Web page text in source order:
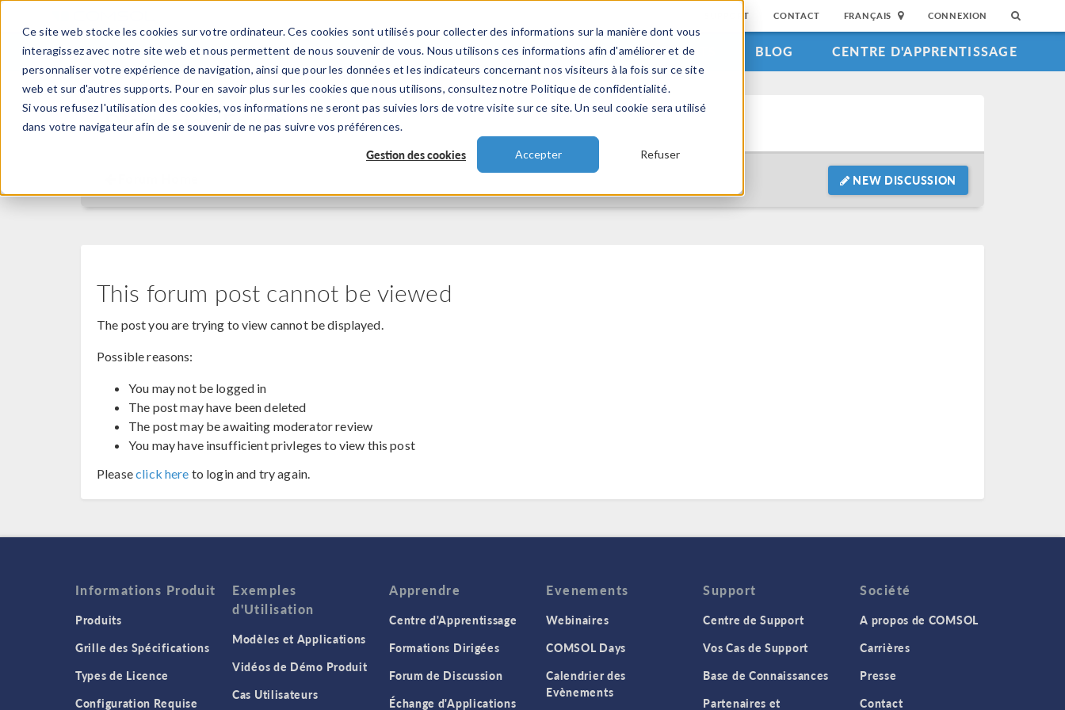
Ce site web stocke les cookies sur votre ordinateur. Ces cookies sont utilisés pour collecter des informations sur la manière dont vous
interagissez avec notre site web et nous permettent de nous souvenir de vous. Nous utilisons ces informations afin d'améliorer et de
personnaliser votre expérience de navigation, ainsi que pour les données et les indicateurs concernant nos visiteurs à la fois sur ce site
web et sur d'autres supports. Pour en savoir plus sur les cookies que nous utilisons, consultez notre Politique de confidentialité.
Si vous refusez l'utilisation des cookies, vos informations ne seront pas suivies lors de votre visite sur ce site. Un seul cookie sera utilisé
dans votre navigateur afin de se souvenir de ne pas suivre vos préférences.
Gestion des cookies Accepter Refuser
SUPPORT CONTACT FRANÇAIS CONNEXION
PRODUITS INDUSTRIES VIDEOS EVENEMENTS BLOG CENTRE D'APPRENTISSAGE
Discussion Forum
NEW DISCUSSION
This forum post cannot be viewed
The post you are trying to view cannot be displayed.
Possible reasons:
You may not be logged in
The post may have been deleted
The post may be awaiting moderator review
You may have insufficient privleges to view this post
Pleaseclick here to login and try again.
Informations Produit
Produits
Grille des Spécifications
Types de Licence
Configuration Requise
Exemples
d'Utilisation
Modèles et Applications
Vidéos de Démo Produit
Cas Utilisateurs
Apprendre
Centre d'Apprentissage
Formations Dirigées
Forum de Discussion
Échange d'Applications
Evenements
Webinaires
COMSOL Days
Calendrier des
Evènements
Support
Centre de Support
Vos Cas de Support
Base de Connaissances
Partenaires et
Société
A propos de COMSOL
Carrières
Presse
Contact